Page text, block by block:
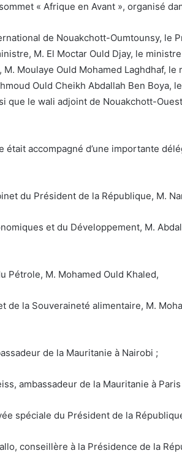
« Afrique en Avant », organisé
de Nouakchott-Oumtounsy, le
M. El Moctar Ould Djay, le
Moulaye Ould Mohamed Laghdhaf,
Ould Cheikh Abdallah Ben Boya,
que le wali adjoint de Nouakchott-
était accompagné d’une importante
du Président de la République, M.
et du Développement, M.
Pétrole, M. Mohamed Ould Khaled,
de la Souveraineté alimentaire, M.
de la Mauritanie à Nairobi ;
ambassadeur de la Mauritanie à Paris
spéciale du Président de la
conseillère à la Présidence de la